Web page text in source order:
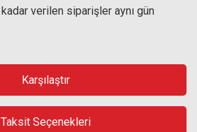
kadar verilen siparişler aynı gün
Karşılaştır
Taksit Seçenekleri